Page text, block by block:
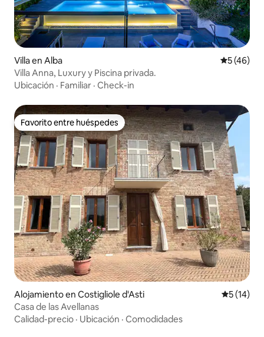
Villa en Alba
5 (46)
Villa Anna, Luxury y Piscina privada.
Ubicación · Familiar · Check-in
Favorito entre huéspedes
Favorito entre huéspedes
Alojamiento en Costigliole d'Asti
5 (14)
Casa de las Avellanas
Calidad-precio · Ubicación · Comodidades